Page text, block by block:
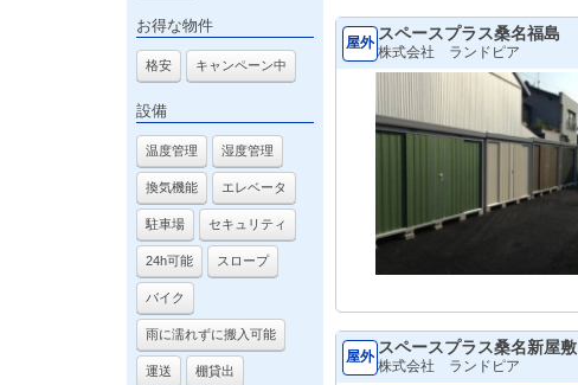
お得な物件
格安 キャンペーン中
設備
温度管理 湿度管理
換気機能 エレベータ
駐車場 セキュリティ
24h可能 スロープ
バイク
雨に濡れずに搬入可能
運送 棚貸出
屋外 スペースプラス桑名福島
株式会社 ランドピア
屋外 スペースプラス桑名新屋敷
株式会社 ランドピア